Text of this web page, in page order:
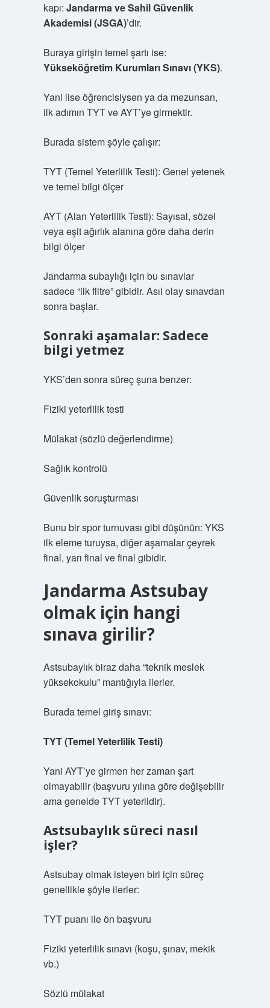
kapı: Jandarma ve Sahil Güvenlik
Akademisi (JSGA)’dir.
Buraya girişin temel şartı ise:
Yükseköğretim Kurumları Sınavı (YKS).
Yani lise öğrencisiysen ya da mezunsan,
ilk adımın TYT ve AYT’ye girmektir.
Burada sistem şöyle çalışır:
TYT (Temel Yeterlilik Testi): Genel yetenek
ve temel bilgi ölçer
AYT (Alan Yeterlilik Testi): Sayısal, sözel
veya eşit ağırlık alanına göre daha derin
bilgi ölçer
Jandarma subaylığı için bu sınavlar
sadece “ilk filtre” gibidir. Asıl olay sınavdan
sonra başlar.
Sonraki aşamalar: Sadece
bilgi yetmez
YKS’den sonra süreç şuna benzer:
Fiziki yeterlilik testi
Mülakat (sözlü değerlendirme)
Sağlık kontrolü
Güvenlik soruşturması
Bunu bir spor turnuvası gibi düşünün: YKS
ilk eleme turuysa, diğer aşamalar çeyrek
final, yarı final ve final gibidir.
Jandarma Astsubay
olmak için hangi
sınava girilir?
Astsubaylık biraz daha “teknik meslek
yüksekokulu” mantığıyla ilerler.
Burada temel giriş sınavı:
TYT (Temel Yeterlilik Testi)
Yani AYT’ye girmen her zaman şart
olmayabilir (başvuru yılına göre değişebilir
ama genelde TYT yeterlidir).
Astsubaylık süreci nasıl
işler?
Astsubay olmak isteyen biri için süreç
genellikle şöyle ilerler:
TYT puanı ile ön başvuru
Fiziki yeterlilik sınavı (koşu, şınav, mekik
vb.)
Sözlü mülakat